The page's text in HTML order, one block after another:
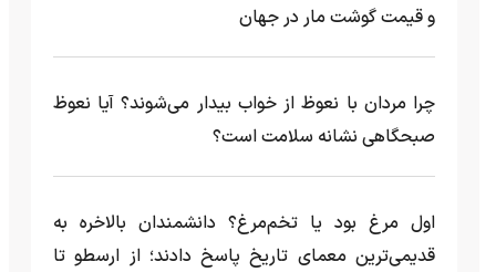
و قیمت گوشت مار در جهان
چرا مردان با نعوظ از خواب بیدار می‌شوند؟ آیا نعوظ
صبحگاهی نشانه سلامت است؟
اول مرغ بود یا تخم‌مرغ؟ دانشمندان بالاخره به
قدیمی‌ترین معمای تاریخ پاسخ دادند؛ از ارسطو تا